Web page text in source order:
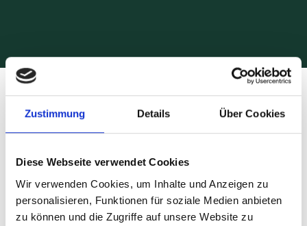
Zustimmung Details Über Cookies
Diese Webseite verwendet Cookies
Wir verwenden Cookies, um Inhalte und Anzeigen zu
personalisieren, Funktionen für soziale Medien anbieten
zu können und die Zugriffe auf unsere Website zu
Kontakt